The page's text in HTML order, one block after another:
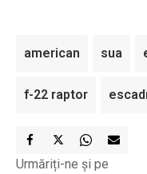
american sua
f-22 raptor
Urmăriți-ne și pe